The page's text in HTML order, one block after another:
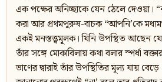
এক পক্ষের অনিচ্ছাকে যেন ঠেলে দেওয়া।
করা আর প্রথমপুরুষ-বাচক “আপনি’কে
একই মনস্তত্ত্বমূলক। যিনি উপস্থিত আছেন
তাঁর সঙ্গে মোকাবিলায় কথা বলার স্পর্ধা
ভাণের দ্বারাই তাঁর উপস্থিতির মূল্য যায়